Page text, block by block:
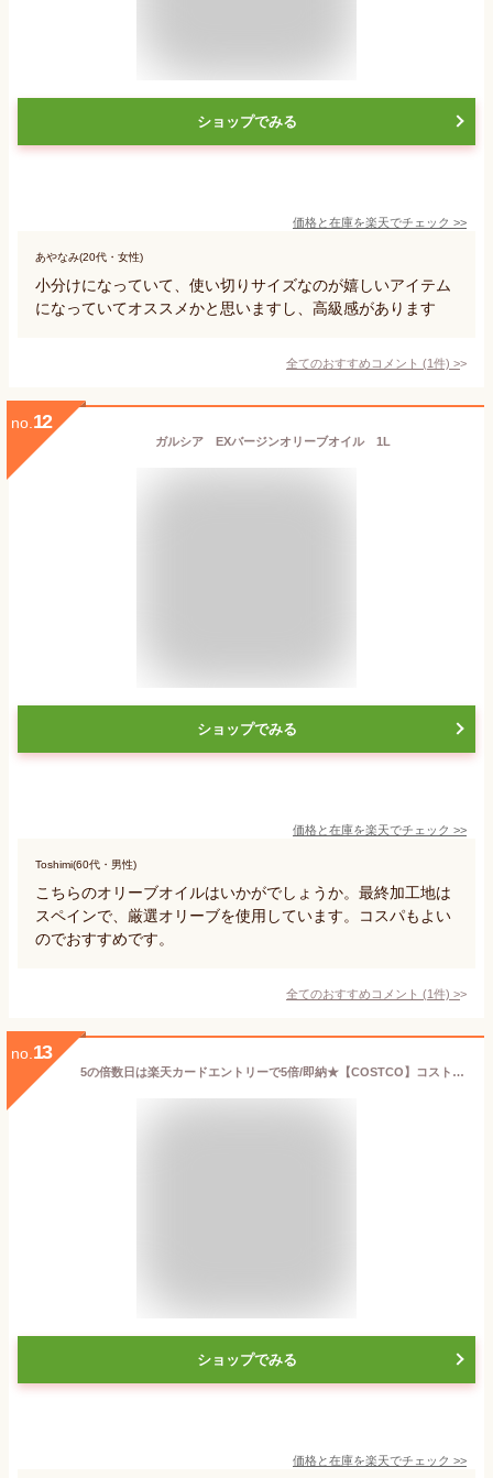
ショップでみる
価格と在庫を楽天でチェック >>
あやなみ(20代・女性)
小分けになっていて、使い切りサイズなのが嬉しいアイテム
になっていてオススメかと思いますし、高級感があります
全てのおすすめコメント (1件) >
no. 12
ガルシア EXバージンオリーブオイル 1L
ショップでみる
価格と在庫を楽天でチェック >>
Toshimi(60代・男性)
こちらのオリーブオイルはいかがでしょうか。最終加工地は
スペインで、厳選オリーブを使用しています。コスパもよい
のでおすすめです。
全てのおすすめコメント (1件) >
no. 13
5の倍数日は楽天カードエントリーで5倍/即納★【COSTCO】コストコ通販【Ottavio】オッタビオ オーガニック エクストラバージン オリーブオイル クッキングスプレー 368g×2本
ショップでみる
価格と在庫を楽天でチェック >>